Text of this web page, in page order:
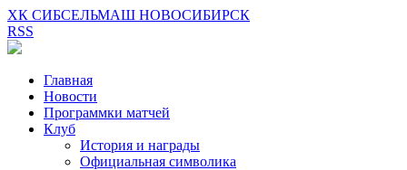
ХК СИБСЕЛЬМАШ НОВОСИБИРСК
RSS
Главная
Новости
Программки матчей
Клуб
История и награды
Официальная символика